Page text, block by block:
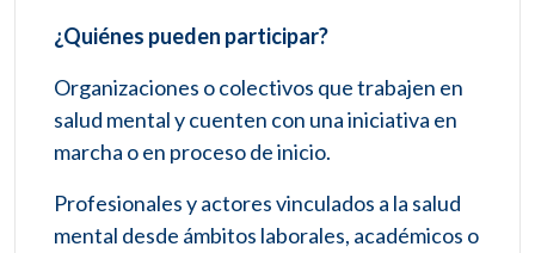
¿Quiénes pueden participar?
Organizaciones o colectivos que trabajen en
salud mental y cuenten con una iniciativa en
marcha o en proceso de inicio.
Profesionales y actores vinculados a la salud
mental desde ámbitos laborales, académicos o